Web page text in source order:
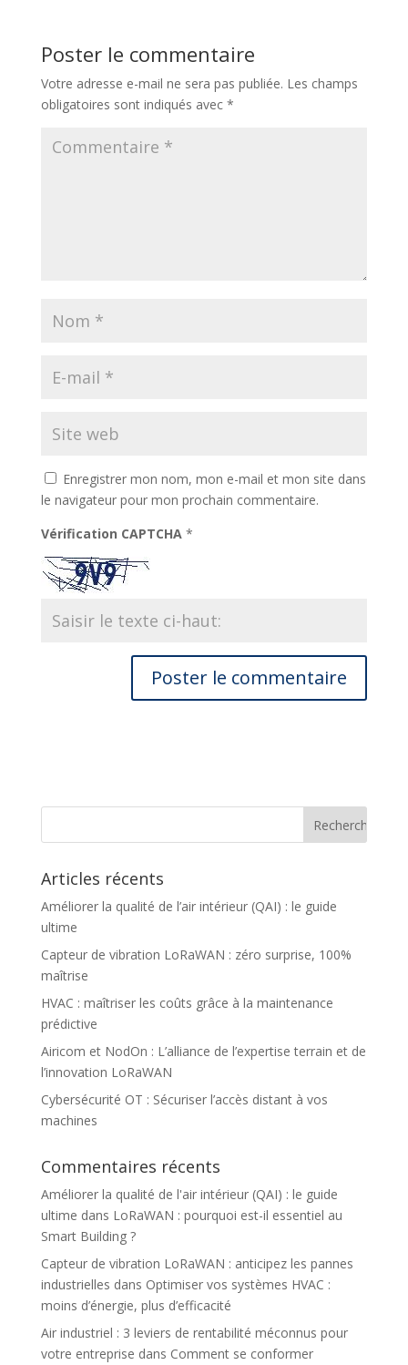
Poster le commentaire
Votre adresse e-mail ne sera pas publiée. Les champs
obligatoires sont indiqués avec *
Enregistrer mon nom, mon e-mail et mon site dans
le navigateur pour mon prochain commentaire.
Vérification CAPTCHA *
Articles récents
Améliorer la qualité de l’air intérieur (QAI) : le guide
ultime
Capteur de vibration LoRaWAN : zéro surprise, 100%
maîtrise
HVAC : maîtriser les coûts grâce à la maintenance
prédictive
Airicom et NodOn : L’alliance de l’expertise terrain et de
l’innovation LoRaWAN
Cybersécurité OT : Sécuriser l’accès distant à vos
machines
Commentaires récents
Améliorer la qualité de l'air intérieur (QAI) : le guide
ultime dans LoRaWAN : pourquoi est-il essentiel au
Smart Building ?
Capteur de vibration LoRaWAN : anticipez les pannes
industrielles dans Optimiser vos systèmes HVAC :
moins d’énergie, plus d’efficacité
Air industriel : 3 leviers de rentabilité méconnus pour
votre entreprise dans Comment se conformer